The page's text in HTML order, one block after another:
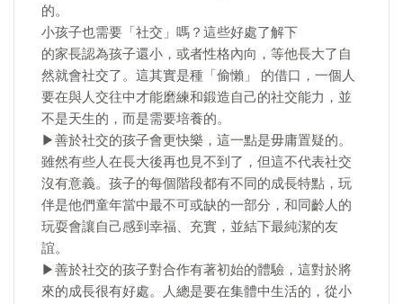
的。
小孩子也需要「社交」嗎？這些好處了解下
的家長認為孩子還小，或者性格內向，等他長大了自
然就會社交了。這其實是種「偷懶」 的借口，一個人
要在與人交往中才能磨練和鍛造自己的社交能力，並
不是天生的，而是需要培養的。
▶善於社交的孩子會更快樂，這一點是毋庸置疑的。
雖然有些人在長大後再也見不到了，但這不代表社交
沒有意義。孩子的每個階段都有不同的成長特點，玩
伴是他們童年當中最不可或缺的一部分，和同齡人的
玩耍會讓自己感到幸福、充實，並結下最純潔的友
誼。
▶善於社交的孩子對合作有著初始的體驗，這對於將
來的成長很有好處。人總是要在集體中生活的，從小